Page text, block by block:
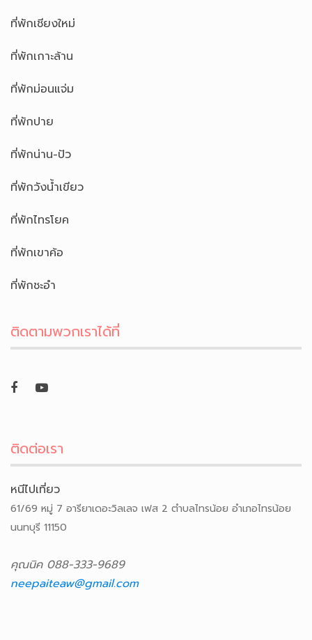
ที่พักเชียงใหม่
ที่พักเกาะล้าน
ที่พักม่อนแจ่ม
ที่พักปาย
ที่พักน่าน-ปัว
ที่พักวังน้ำเขียว
ที่พักไทรโยค
ที่พักเขาค้อ
ที่พักชะอำ
ติดตามพวกเราได้ที่
ติดต่อเรา
หนีไปเที่ยว
61/69 หมู่ 7 อารียาเดอะวิลเลจ เฟส 2 ตำบลไทรน้อย อำเภอไทรน้อย
นนทบุรี 11150
คุณนิค 088-333-9689
neepaiteaw@gmail.com